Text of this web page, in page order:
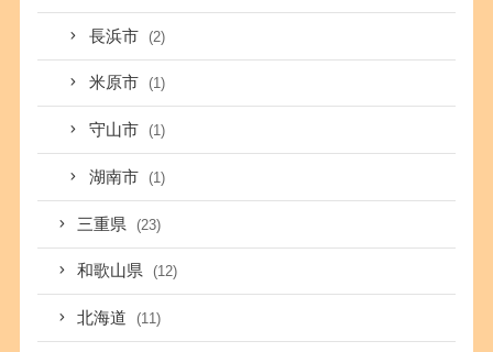
長浜市 (2)
米原市 (1)
守山市 (1)
湖南市 (1)
三重県 (23)
和歌山県 (12)
北海道 (11)